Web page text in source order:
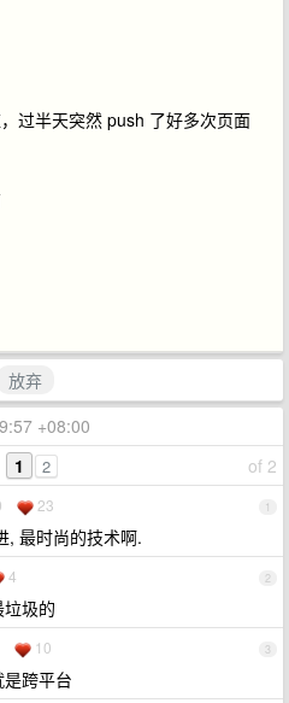
过半天突然 push 了好多次页面
放弃
+08:00
of 2
1 2
1
23
, 最时尚的技术啊.
2
4
圾的
3
10
跨平台